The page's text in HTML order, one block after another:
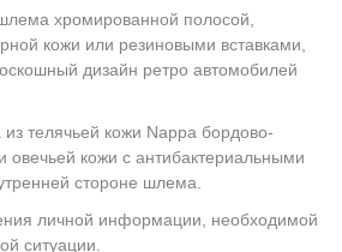
хромированной полосой,
кожи или резиновыми вставками,
дизайн ретро автомобилей
из телячьей кожи Nappa бордово-
овечьей кожи с антибактериальными
стороне шлема.
личной информации, необходимой
ситуации.